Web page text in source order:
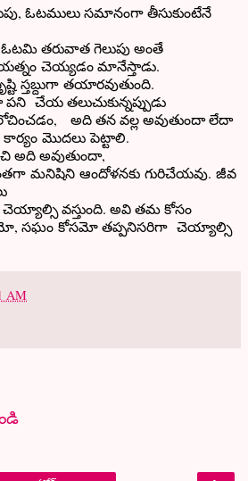
ఓటములు సమానంగా తీసుకుంటేనే
తరువాత గెలుపు అంతే
చెయ్యడం మానేస్తాడు.
స్తబ్దుగా తయారవుతుంది.
చేయ తలుచుకున్నప్పుడు
అది తన వల్ల అవుతుందా లేదా
కార్యం మొదలు పెట్టాలి.
అది అవుతుందా,
మనిషిని ఆందోళనకు గురిచేయవు. జీవ
చెయ్యాల్సి వస్తుంది. అవి తమ కోసం
సఘం కోసమో తప్పనిసరిగా చెయ్యాల్సి
AM